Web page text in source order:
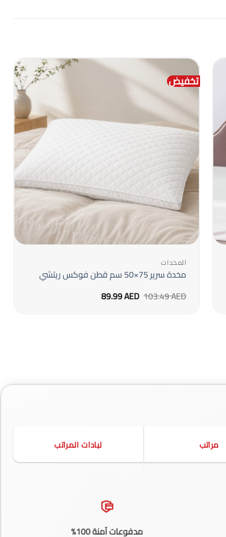
تخفيض
المخدات
مخدة سرير 75×50 سم قطن فوكس ريتشي
103.49AED السعر
الأصلي89.99AED السعر
الحالي
مراتب لبادات المراتب
مدفوعات آمنة 100%